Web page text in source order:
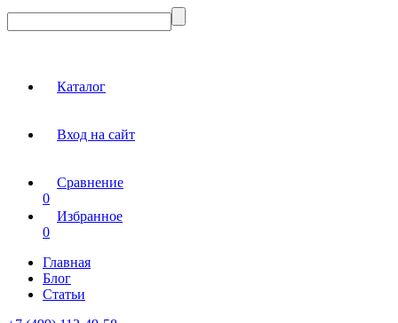
Каталог
Вход на сайт
Сравнение
0
Избранное
0
Главная
Блог
Статьи